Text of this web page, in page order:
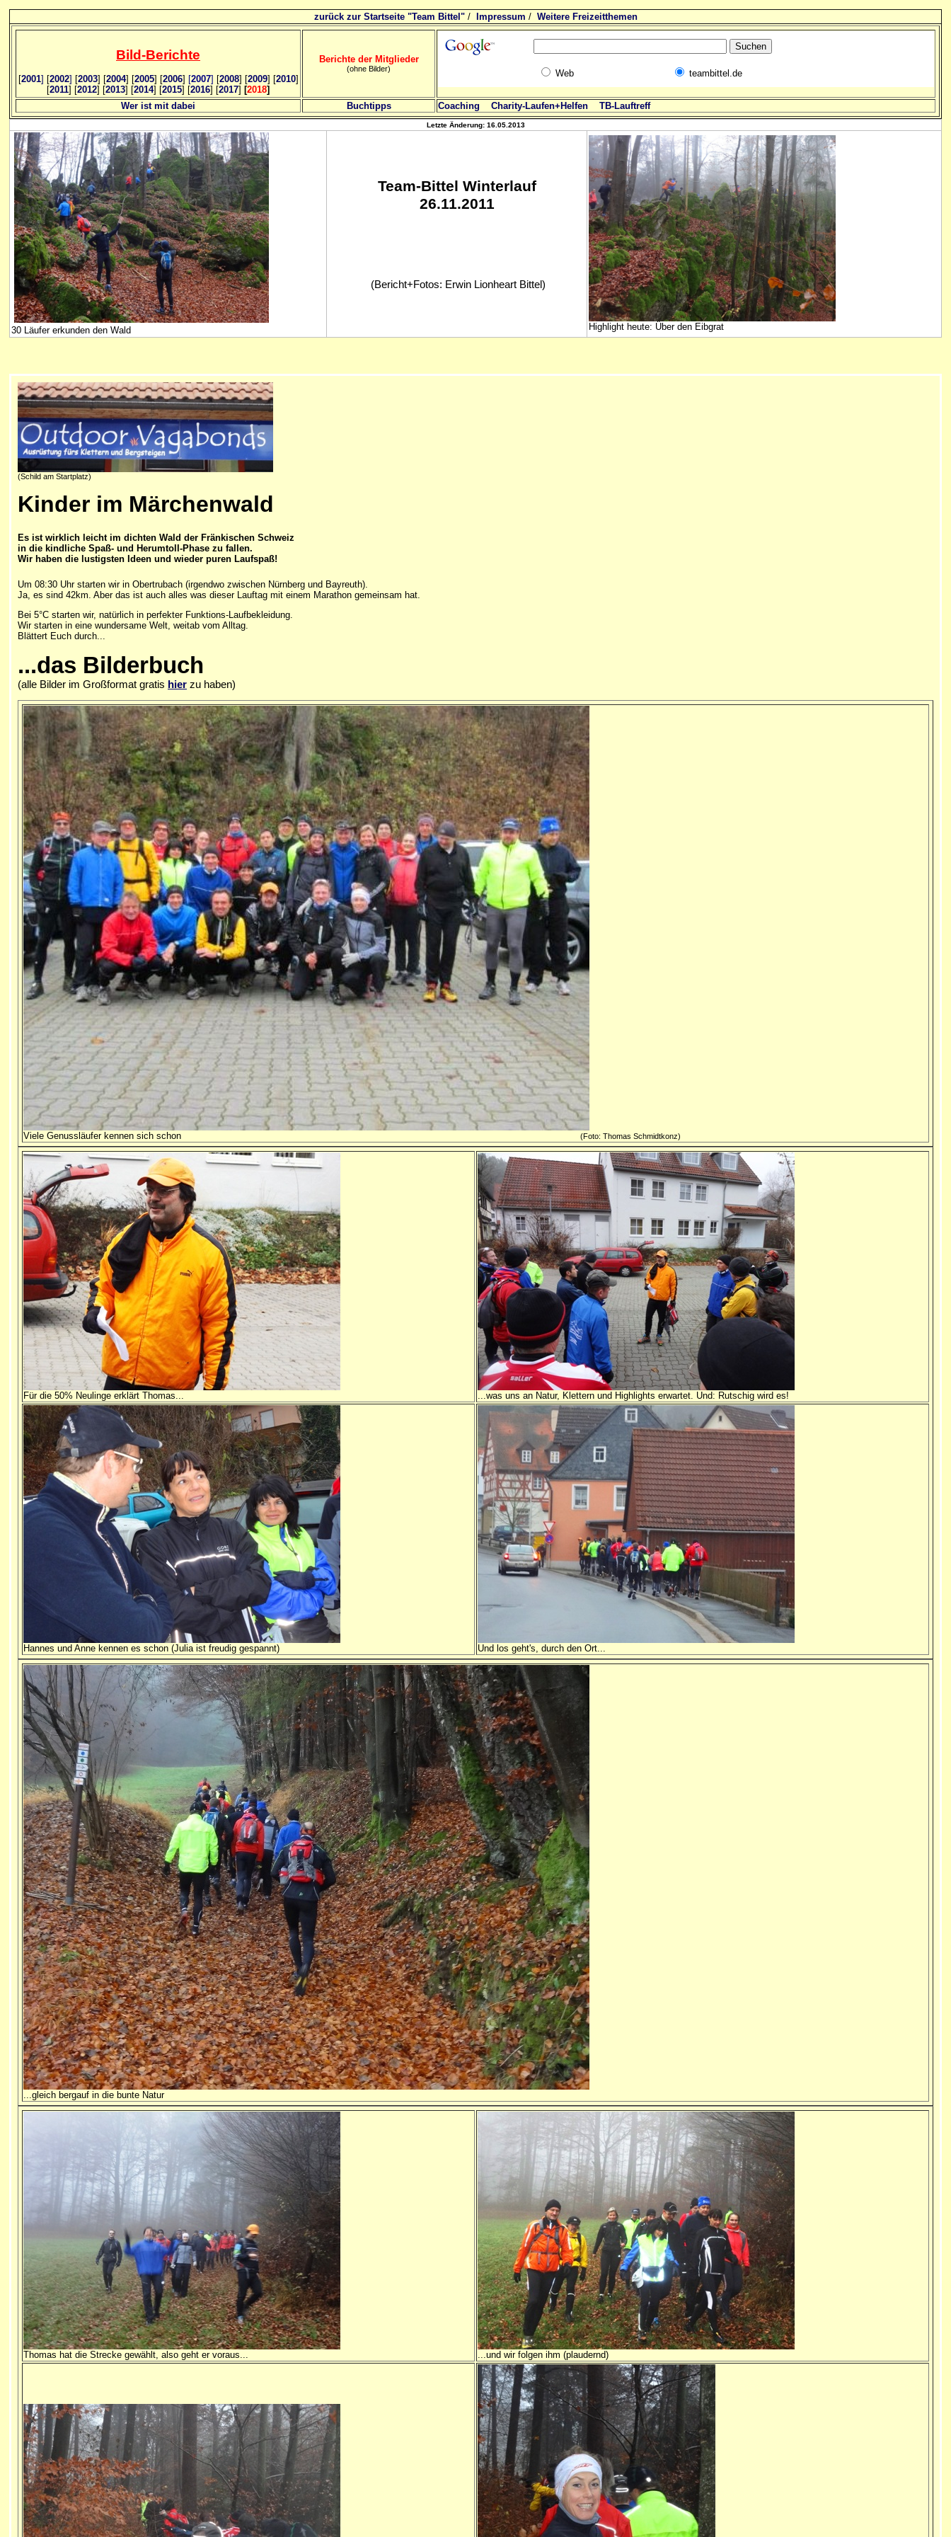
zurück zur Startseite "Team Bittel"/ Impressum / Weitere Freizeitthemen
Bild-Berichte
[2001] [2002] [2003] [2004] [2005] [2006] [2007] [2008] [2009] [2010]
[2011] [2012] [2013] [2014] [2015] [2016] [2017] [2018]
Berichte der Mitglieder
(ohne Bilder) Web teambittel.de
Wer ist mit dabei Buchtipps Coaching Charity-Laufen+Helfen TB-Lauftreff
Letzte Änderung: 16.05.2013
30 Läufer erkunden den Wald
Team-Bittel Winterlauf
26.11.2011
(Bericht+Fotos: Erwin Lionheart Bittel)
Highlight heute: Über den Eibgrat
(Schild am Startplatz)
Kinder im Märchenwald
Es ist wirklich leicht im dichten Wald der Fränkischen Schweiz
in die kindliche Spaß- und Herumtoll-Phase zu fallen.
Wir haben die lustigsten Ideen und wieder puren Laufspaß!
Um 08:30 Uhr starten wir in Obertrubach (irgendwo zwischen Nürnberg und Bayreuth).
Ja, es sind 42km. Aber das ist auch alles was dieser Lauftag mit einem Marathon gemeinsam hat.
Bei 5°C starten wir, natürlich in perfekter Funktions-Laufbekleidung.
Wir starten in eine wundersame Welt, weitab vom Alltag.
Blättert Euch durch...
...das Bilderbuch
(alle Bilder im Großformat gratis hier zu haben)
Viele Genussläufer kennen sich schon (Foto: Thomas Schmidtkonz)
Für die 50% Neulinge erklärt Thomas... ...was uns an Natur, Klettern und Highlights erwartet. Und: Rutschig wird es!
Hannes und Anne kennen es schon (Julia ist freudig gespannt) Und los geht's, durch den Ort...
...gleich bergauf in die bunte Natur
Thomas hat die Strecke gewählt, also geht er voraus... ...und wir folgen ihm (plaudernd)